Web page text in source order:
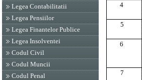
Legea Contabilitatii
Legea Pensiilor
Legea Finantelor Publice
Legea Insolventei
Codul Civil
Codul Muncii
Codul Penal
4
5
6
7